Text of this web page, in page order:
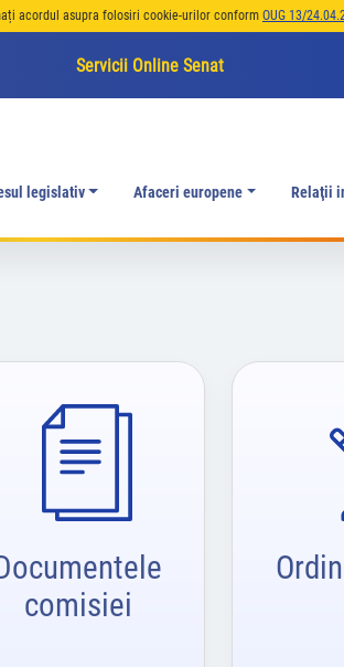
acordul asupra folosiri cookie-urilor conform OUG 13/
Servicii Online Senat
legislativ Afaceri europene Relaţii
comisiei